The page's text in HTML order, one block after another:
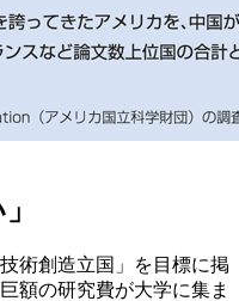
術創造立国」を目標に掲
額の研究費が大学に集ま